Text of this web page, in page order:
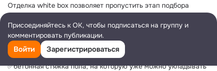
Отделка white box позволяет пропустить этап подбора
строительных материалов и поиск бригады.🛠
✨Всю пыльную и грязную работу выполняет застройщик,
Вам остается только выбрать напольное покрытие, обои и
т.д.
Что входит в отделку White Box в ЖК «Видный 2»:
✅бетонная стяжка пола, на которую уже можно укладывать
Присоединяйтесь к ОК, чтобы подписаться на группу и
комментировать публикации.
Войти Зарегистрироваться